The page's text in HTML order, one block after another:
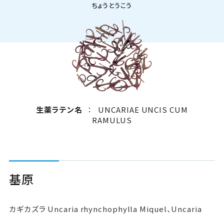
漢方コラム
病院・医師検索
お問い合わせ
ちょうとうこう
生薬ラテン名 ：
UNCARIAE UNCIS CUM
RAMULUS
基原
カギカズラ Uncaria rhynchophylla Miquel、Uncaria